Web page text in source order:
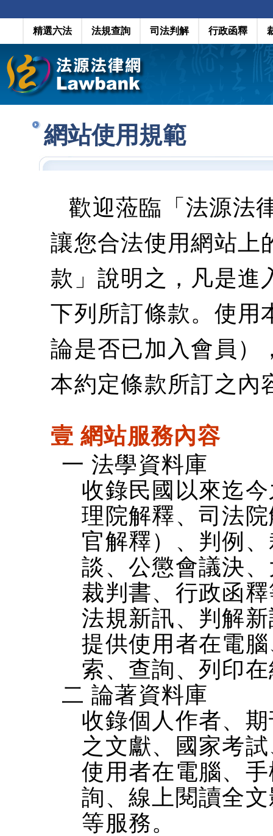
精選六法 法規查詢 司法判解 行政函釋
網站使用規範
歡迎蒞臨「法源法
讓您合法使用網站上
款」說明之，凡是進
下列所訂條款。使用
論是否已加入會員）
本約定條款所訂之內
壹 網站服務內容
一 法學資料庫
收錄民國以來迄
理院解釋、司法
官解釋）、判例
談、公懲會議決
裁判書、行政函
法規新訊、判解
提供使用者在電
索、查詢、列印
二 論著資料庫
收錄個人作者、
之文獻、國家考
使用者在電腦、
詢、線上閱讀全
等服務。